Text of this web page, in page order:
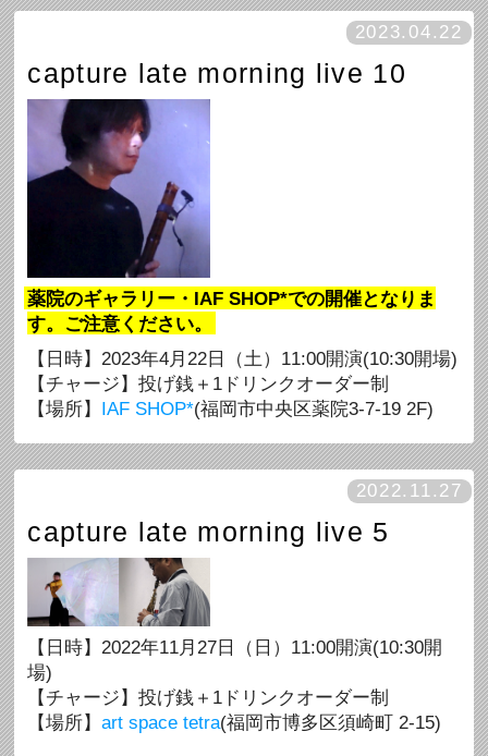
2023.04.22
capture late morning live 10
薬院のギャラリー・IAF SHOP*での開催となりま
す。ご注意ください。
【日時】2023年4月22日（土）11:00開演(10:30開場)
【チャージ】投げ銭＋1ドリンクオーダー制
【場所】 IAF SHOP*(福岡市中央区薬院3-7-19 2F)
2022.11.27
capture late morning live 5
【日時】2022年11月27日（日）11:00開演(10:30開
場)
【チャージ】投げ銭＋1ドリンクオーダー制
【場所】art space tetra(福岡市博多区須崎町 2-15)